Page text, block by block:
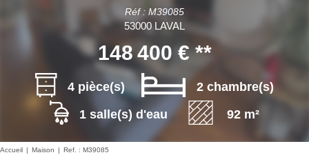
Réf : M39085
53000 LAVAL
148 400 € **
4 pièce(s)
2 chambre(s)
1 salle(s) d'eau
92 m²
Accueil Maison Ref. : M39085